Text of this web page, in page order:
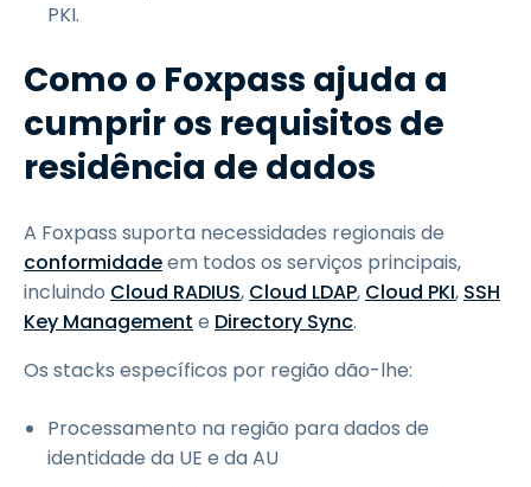
PKI.
Como o Foxpass ajuda a
cumprir os requisitos de
residência de dados
A Foxpass suporta necessidades regionais de
conformidadeem todos os serviços principais,
incluindo Cloud RADIUS, Cloud LDAP, Cloud PKI, SSH
Key Management e Directory Sync.
Os stacks específicos por região dão-lhe:
Processamento na região para dados de
identidade da UE e da AU